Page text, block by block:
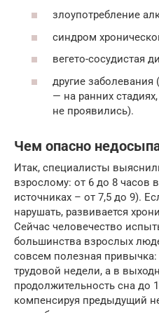
злоупотребление
синдром
вегето-сосудистая
другие
— на ранних
не проявились).
Чем опасно
Итак, специалисты
взрослому: от 6 до 8 часов
источниках – от 7,5 до 9).
нарушать, развивается
Сейчас человечество
большинства взрослых
совсем полезная
трудовой недели, а в
продолжительность сна до
компенсируя предыдущий